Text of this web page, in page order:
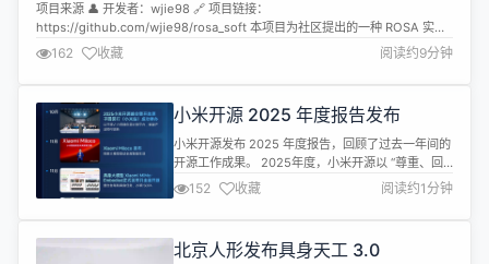
项目来源 👤 开发者：wjie98 🔗 项目链接：
https://github.com/wjie98/rosa_soft 本项目为社区提出的一种 ROSA 实
现，不代表 RWKV-8 ROSA 的实际实现，效果供参考。 ROSA Soft 是由社区
开发者设计的一套端到端可训练的 ROSA 算子实现。该项目采用直通估计器
（STE）框架，成功解决了 ROSA...
162 收藏 阅读约9分钟
小米开源 2025 年度报告发布
小米开源发布 2025 年度报告，回顾了过去一年间的
开源工作成果。 2025年度，小米开源以 “尊重、回
馈、价值”为核心理念，发布了 Xiaomi MiMo 系列大
模型、声音理解大模型 MiDashengLM-7B，开源了
跨域具身基座模型 Xiaomi MiMo-Embodied 以及探
目，open...
152 收藏 阅读约1分钟
北京人形发布具身天工 3.0